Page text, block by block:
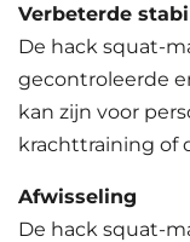
Verbeterde
De hack squat-
gecontroleerde
kan zijn voor
krachttraining of
Afwisseling
De hack squat-